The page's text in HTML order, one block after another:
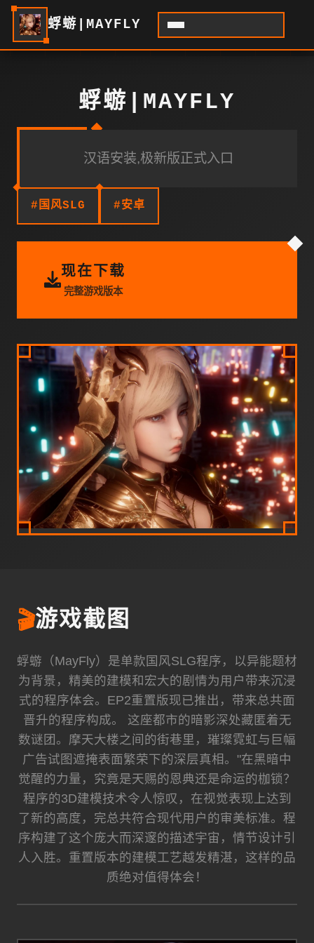
蜉蝣|MAYFLY
蜉蝣|MAYFLY
汉语安装,极新版正式入口
#国风SLG #安卓
现在下载
完整游戏版本
🎬游戏截图
蜉蝣（MayFly）是单款国风SLG程序，以异能题材
为背景，精美的建模和宏大的剧情为用户带来沉浸
式的程序体会。EP2重置版现已推出，带来总共面
晋升的程序构成。 这座都市的暗影深处藏匿着无
数谜团。摩天大楼之间的街巷里，璀璨霓虹与巨幅
广告试图遮掩表面繁荣下的深层真相。"在黑暗中
觉醒的力量，究竟是天赐的恩典还是命运的枷锁？
程序的3D建模技术令人惊叹，在视觉表现上达到
了新的高度，完总共符合现代用户的审美标准。程
序构建了这个庞大而深邃的描述宇宙，情节设计引
人入胜。重置版本的建模工艺越发精湛，这样的品
质绝对值得体会！